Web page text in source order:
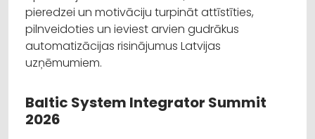
pieredzei un motivāciju turpināt attīstīties,
pilnveidoties un ieviest arvien gudrākus
automatizācijas risinājumus Latvijas
uzņēmumiem.
Baltic System Integrator Summit
2026